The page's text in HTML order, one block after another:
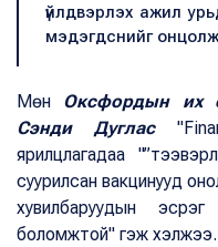
үйлдвэрлэх ажил
мэдэгдснийг
Мөн Оксфордын их
Сэнди Дуглас
ярилцлагадаа
суурилсан вакцинууд
хувилбаруудын эсрэг
боломжтой" гэж хэлжээ.